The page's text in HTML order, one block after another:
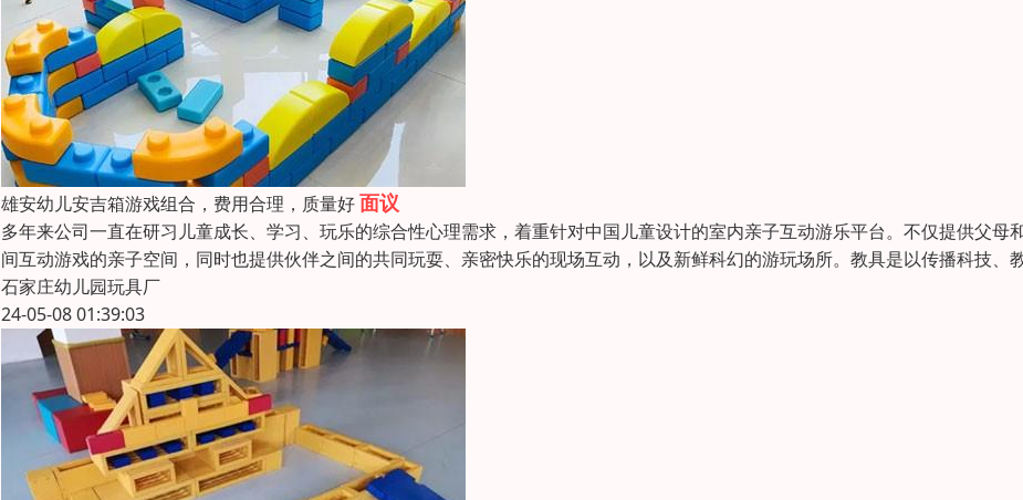
雄安幼儿安吉箱游戏组合，费用合理，质量好面议
多年来公司一直在研习儿童成长、学习、玩乐的综合性心理需求，着重针对中国儿童设计的室内亲子互动游乐平台。不仅提供父母
间互动游戏的亲子空间，同时也提供伙伴之间的共同玩耍、亲密快乐的现场互动，以及新鲜科幻的游玩场所。教具是以传播科技、
石家庄幼儿园玩具厂
24-05-08 01:39:03